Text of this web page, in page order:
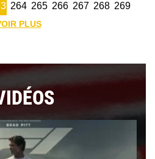
264 265 266 267 268 269
PLUS